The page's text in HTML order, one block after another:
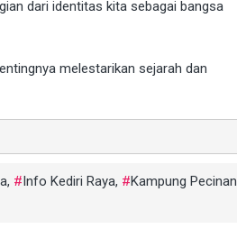
dari identitas kita sebagai bangsa
melestarikan sejarah dan
, Info Kediri Raya,
Kampung Pecinan